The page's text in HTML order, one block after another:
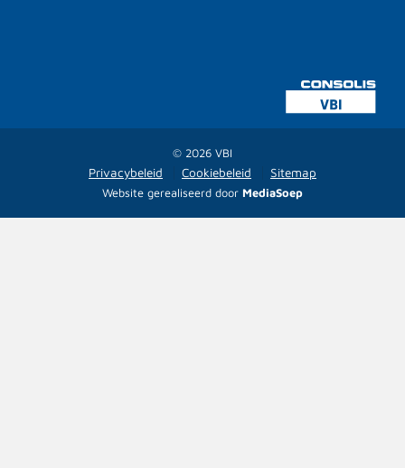
© 2026 VBI
Privacybeleid Cookiebeleid Sitemap
Website gerealiseerd door MediaSoep